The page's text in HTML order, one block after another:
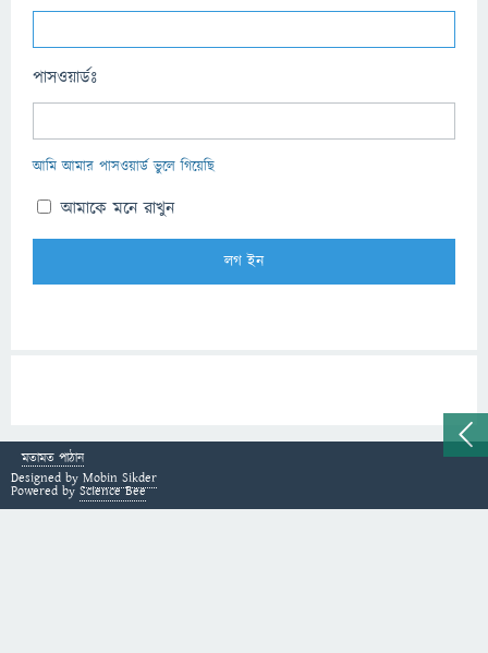
পাসওয়ার্ডঃ
আমি আমার পাসওয়ার্ড ভুলে গিয়েছি
আমাকে মনে রাখুন
মতামত পাঠান
Designed by Mobin Sikder
Powered by Science Bee